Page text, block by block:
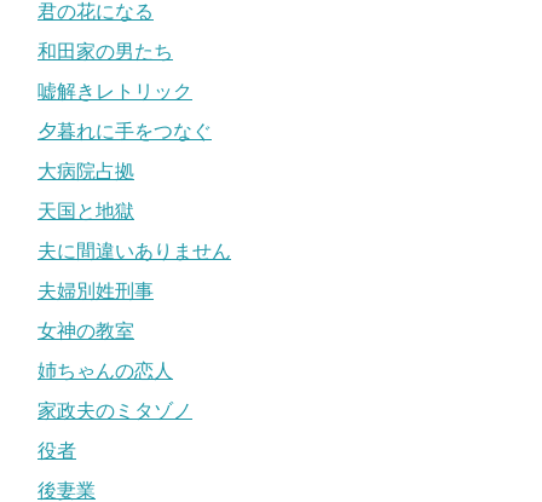
君の花になる
和田家の男たち
嘘解きレトリック
夕暮れに手をつなぐ
大病院占拠
天国と地獄
夫に間違いありません
夫婦別姓刑事
女神の教室
姉ちゃんの恋人
家政夫のミタゾノ
役者
後妻業